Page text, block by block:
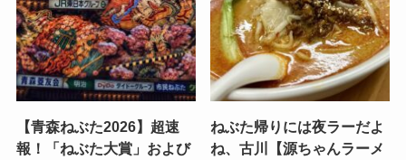
【青森ねぶた2026】超速
報！「ねぶた大賞」および
ねぶた帰りには夜ラーだよ
ね、古川【源ちゃんラーメ